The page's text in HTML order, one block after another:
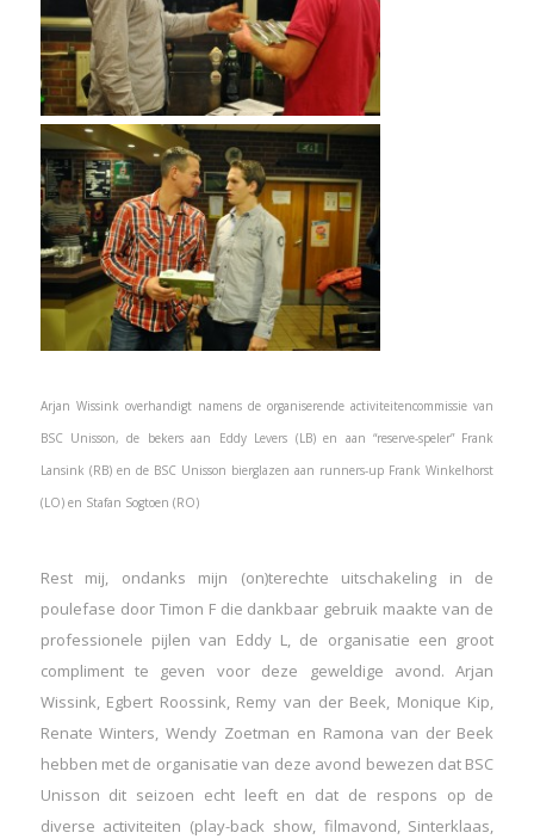
Arjan Wissink overhandigt namens de organiserende activiteitencommissie van
BSC Unisson, de bekers aan Eddy Levers (LB) en aan “reserve-speler” Frank
Lansink (RB) en de BSC Unisson bierglazen aan runners-up Frank Winkelhorst
(LO) en Stafan Sogtoen (RO)
Rest mij, ondanks mijn (on)terechte uitschakeling in de
poulefase door Timon F die dankbaar gebruik maakte van de
professionele pijlen van Eddy L, de organisatie een groot
compliment te geven voor deze geweldige avond. Arjan
Wissink, Egbert Roossink, Remy van der Beek, Monique Kip,
Renate Winters, Wendy Zoetman en Ramona van der Beek
hebben met de organisatie van deze avond bewezen dat BSC
Unisson dit seizoen echt leeft en dat de respons op de
diverse activiteiten (play-back show, filmavond, Sinterklaas,